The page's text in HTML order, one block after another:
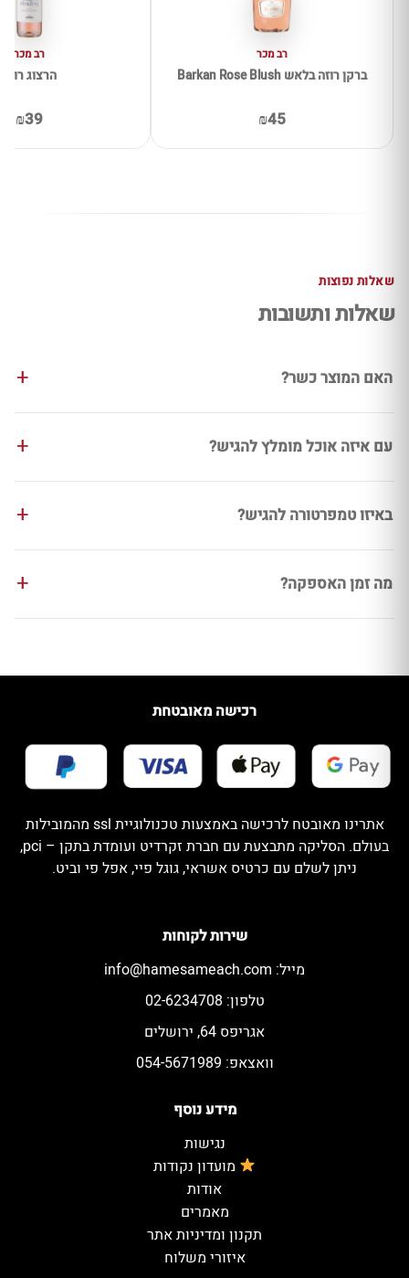
רב מכר
ברקן רוזה בלאש Barkan Rose Blush
₪45
רב מכר
הרצוג רוזה
₪39
שאלות נפוצות
שאלות ותשובות
האם המוצר כשר?
עם איזה אוכל מומלץ להגיש?
באיזו טמפרטורה להגיש?
מה זמן האספקה?
מידע נוסף
נגישות
מועדון נקודות
אודות
מאמרים
תקנון ומדיניות אתר
איזורי משלוח
שירות לקוחות
מייל: info@hamesameach.com
טלפון: 02-6234708
אגריפס 64, ירושלים
וואצאפ: 054-5671989
רכישה מאובטחת
אתרינו מאובטח לרכישה באמצעות טכנולוגיית ssl מהמובילות
בעולם. הסליקה מתבצעת עם חברת זקרדיט ועומדת בתקן – pci,
ניתן לשלם עם כרטיס אשראי, גוגל פיי, אפל פי וביט.